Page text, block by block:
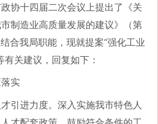
十四届二次会议上提出了《关
制造业高质量发展的建议》（第
合我局职能，现就提案“强化工业
关建议，回复如下：
实
进力度。深入实施我市特色人